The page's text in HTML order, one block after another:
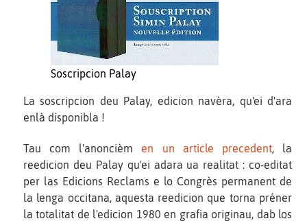
Soscripcion Palay
La soscripcion deu Palay, edicion navèra, qu'ei d'ara
enlà disponibla !
Tau com l'anoncièmen un article precedent, la
reedicion deu Palay qu'ei adara ua realitat : co-editat
per las Edicions Reclams e lo Congrès permanent de
la lenga occitana, aquesta reedicion que torna préner
la totalitat de l'edicion 1980 en grafia originau, dab los